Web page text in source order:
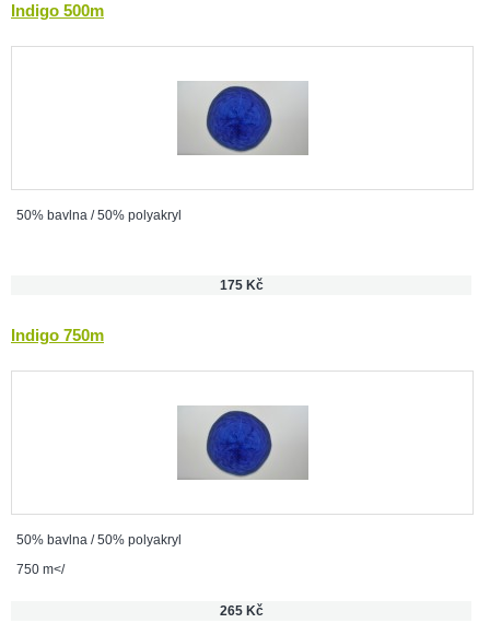
Indigo 500m
50% bavlna / 50% polyakryl
175 Kč
Indigo 750m
50% bavlna / 50% polyakryl
750 m</
265 Kč